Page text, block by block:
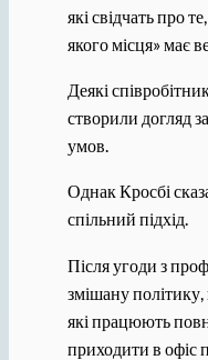
які свідчать про
якого місця» має
Деякі
створили догляд
умов.
Однак Кросбі
спільний підхід.
Після угоди з
змішану політику,
які працюють
приходити в офіс